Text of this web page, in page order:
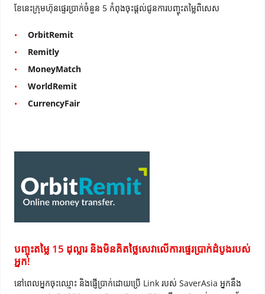
ខែនេះក្រុមហ៊ុនផ្ទេរប្រាក់ចំនួន 5 កំពុងចុះផ្តល់ជូនការបញ្ចុះតម្លៃពិសេស
OrbitRemit
Remitly
MoneyMatch
WorldRemit
CurrencyFair
បញ្ចុះតម្លៃ 15 ដុល្លារ និងមិនគិតថ្លៃសេវាលើការផ្ទេរប្រាក់ដំបូងរបស់
អ្នក!
នៅពេលអ្នកចុះឈ្មោះ និងផ្ញើប្រាក់ដោយប្រើ Link របស់ SaverAsia អ្នកនឹង